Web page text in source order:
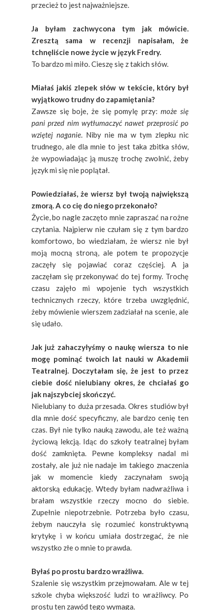
przecież to jest najważniejsze.
Ja byłam zachwycona tym jak mówicie.
Zresztą sama w recenzji napisałam, że
tchnęliście nowe życie w język Fredry.
To bardzo mi miło. Cieszę się z takich słów.
Miałaś jakiś zlepek słów w tekście, który był
wyjątkowo trudny do zapamiętania?
Zawsze się boje, że się pomylę przy:może się
pani przed nim wytłumaczyć nawet przeprosić po
wziętej naganie. Niby nie ma w tym zlepku nic
trudnego, ale dla mnie to jest taka zbitka słów,
że wypowiadając ją muszę trochę zwolnić, żeby
język mi się nie poplątał.
Powiedziałaś, że wiersz był twoją największą
zmorą. A co cię do niego przekonało?
Życie, bo nagle zaczęto mnie zapraszać na rożne
czytania. Najpierw nie czułam się z tym bardzo
komfortowo, bo wiedziałam, że wiersz nie był
moją mocną stroną, ale potem te propozycje
zaczęły się pojawiać coraz częściej. A ja
zaczęłam się przekonywać do tej formy. Trochę
czasu zajęło mi wpojenie tych wszystkich
technicznych rzeczy, które trzeba uwzględnić,
żeby mówienie wierszem zadziałał na scenie, ale
się udało.
Jak już zahaczyłyśmy o naukę wiersza to nie
mogę pominąć twoich lat nauki w Akademii
Teatralnej. Doczytałam się, że jest to przez
ciebie dość nielubiany okres, że chciałaś go
jak najszybciej skończyć.
Nielubiany to duża przesada. Okres studiów był
dla mnie dość specyficzny, ale bardzo cenię ten
czas. Był nie tylko nauką zawodu, ale też ważną
życiową lekcją. Idąc do szkoły teatralnej byłam
dość zamknięta. Pewne kompleksy nadal mi
zostały, ale już nie nadaje im takiego znaczenia
jak w momencie kiedy zaczynałam swoją
aktorską edukację. Wtedy byłam nadwrażliwa i
brałam wszystkie rzeczy mocno do siebie.
Zupełnie niepotrzebnie. Potrzeba było czasu,
żebym nauczyła się rozumieć konstruktywną
krytykę i w końcu umiała dostrzegać, że nie
wszystko złe o mnie to prawda.
Byłaś po prostu bardzo wrażliwa.
Szalenie się wszystkim przejmowałam. Ale w tej
szkole chyba większość ludzi to wrażliwcy. Po
prostu ten zawód tego wymaga.